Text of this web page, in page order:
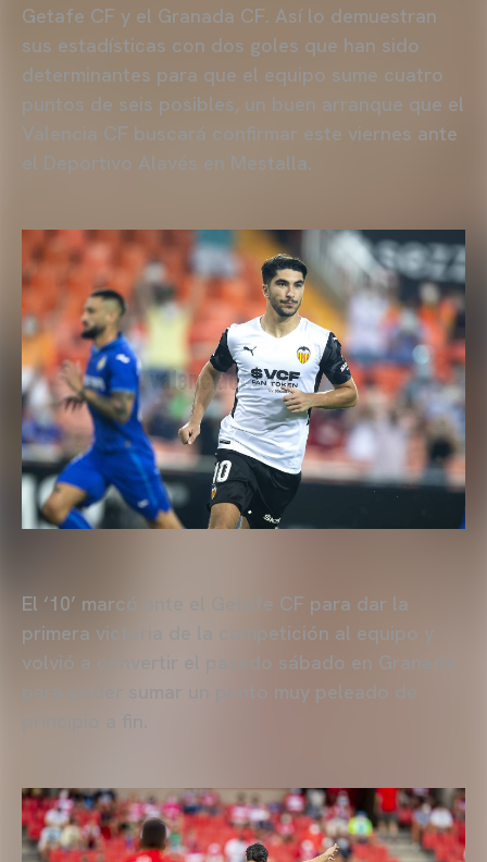
Getafe CF y el Granada CF. Así lo demuestran
sus estadísticas con dos goles que han sido
determinantes para que el equipo sume cuatro
puntos de seis posibles, un buen arranque que el
Valencia CF buscará confirmar este viernes ante
el Deportivo Alavés en Mestalla.
El ‘10’ marcó ante el Getafe CF para dar la
primera victoria de la competición al equipo y
volvió a convertir el pasado sábado en Granada
para poder sumar un punto muy peleado de